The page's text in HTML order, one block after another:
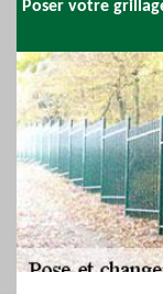
Poser votre